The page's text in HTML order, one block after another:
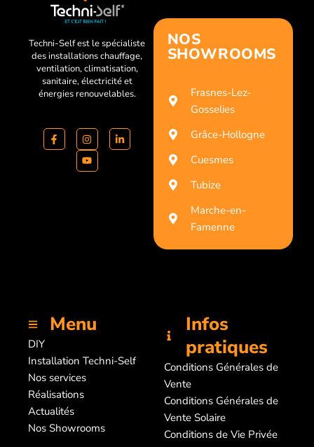
Techni-Self est le spécialiste
des installations chauffage,
ventilation, climatisation,
sanitaire, électricité et
énergies renouvelables.
NOS
SHOWROOMS
Frasnes-Lez-
Gosselies
Grâce-Hollogne
Cuesmes
Tubize
Marche-en-
Famenne
Menu
DIY
Installation Techni-Self
Nos services
Réalisations
Actualités
Nos Showrooms
Infos
pratiques
Conditions Générales de
Vente
Conditions Générales de
Vente Solaire
Conditions de Vie Privée